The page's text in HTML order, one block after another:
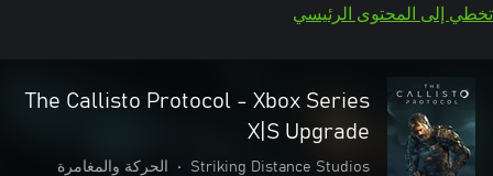
تخطي إلى المحتوى الرئيسي
The Callisto Protocol - Xbox Series
X|S Upgrade
Striking Distance Studios
• الحركة والمغامرة